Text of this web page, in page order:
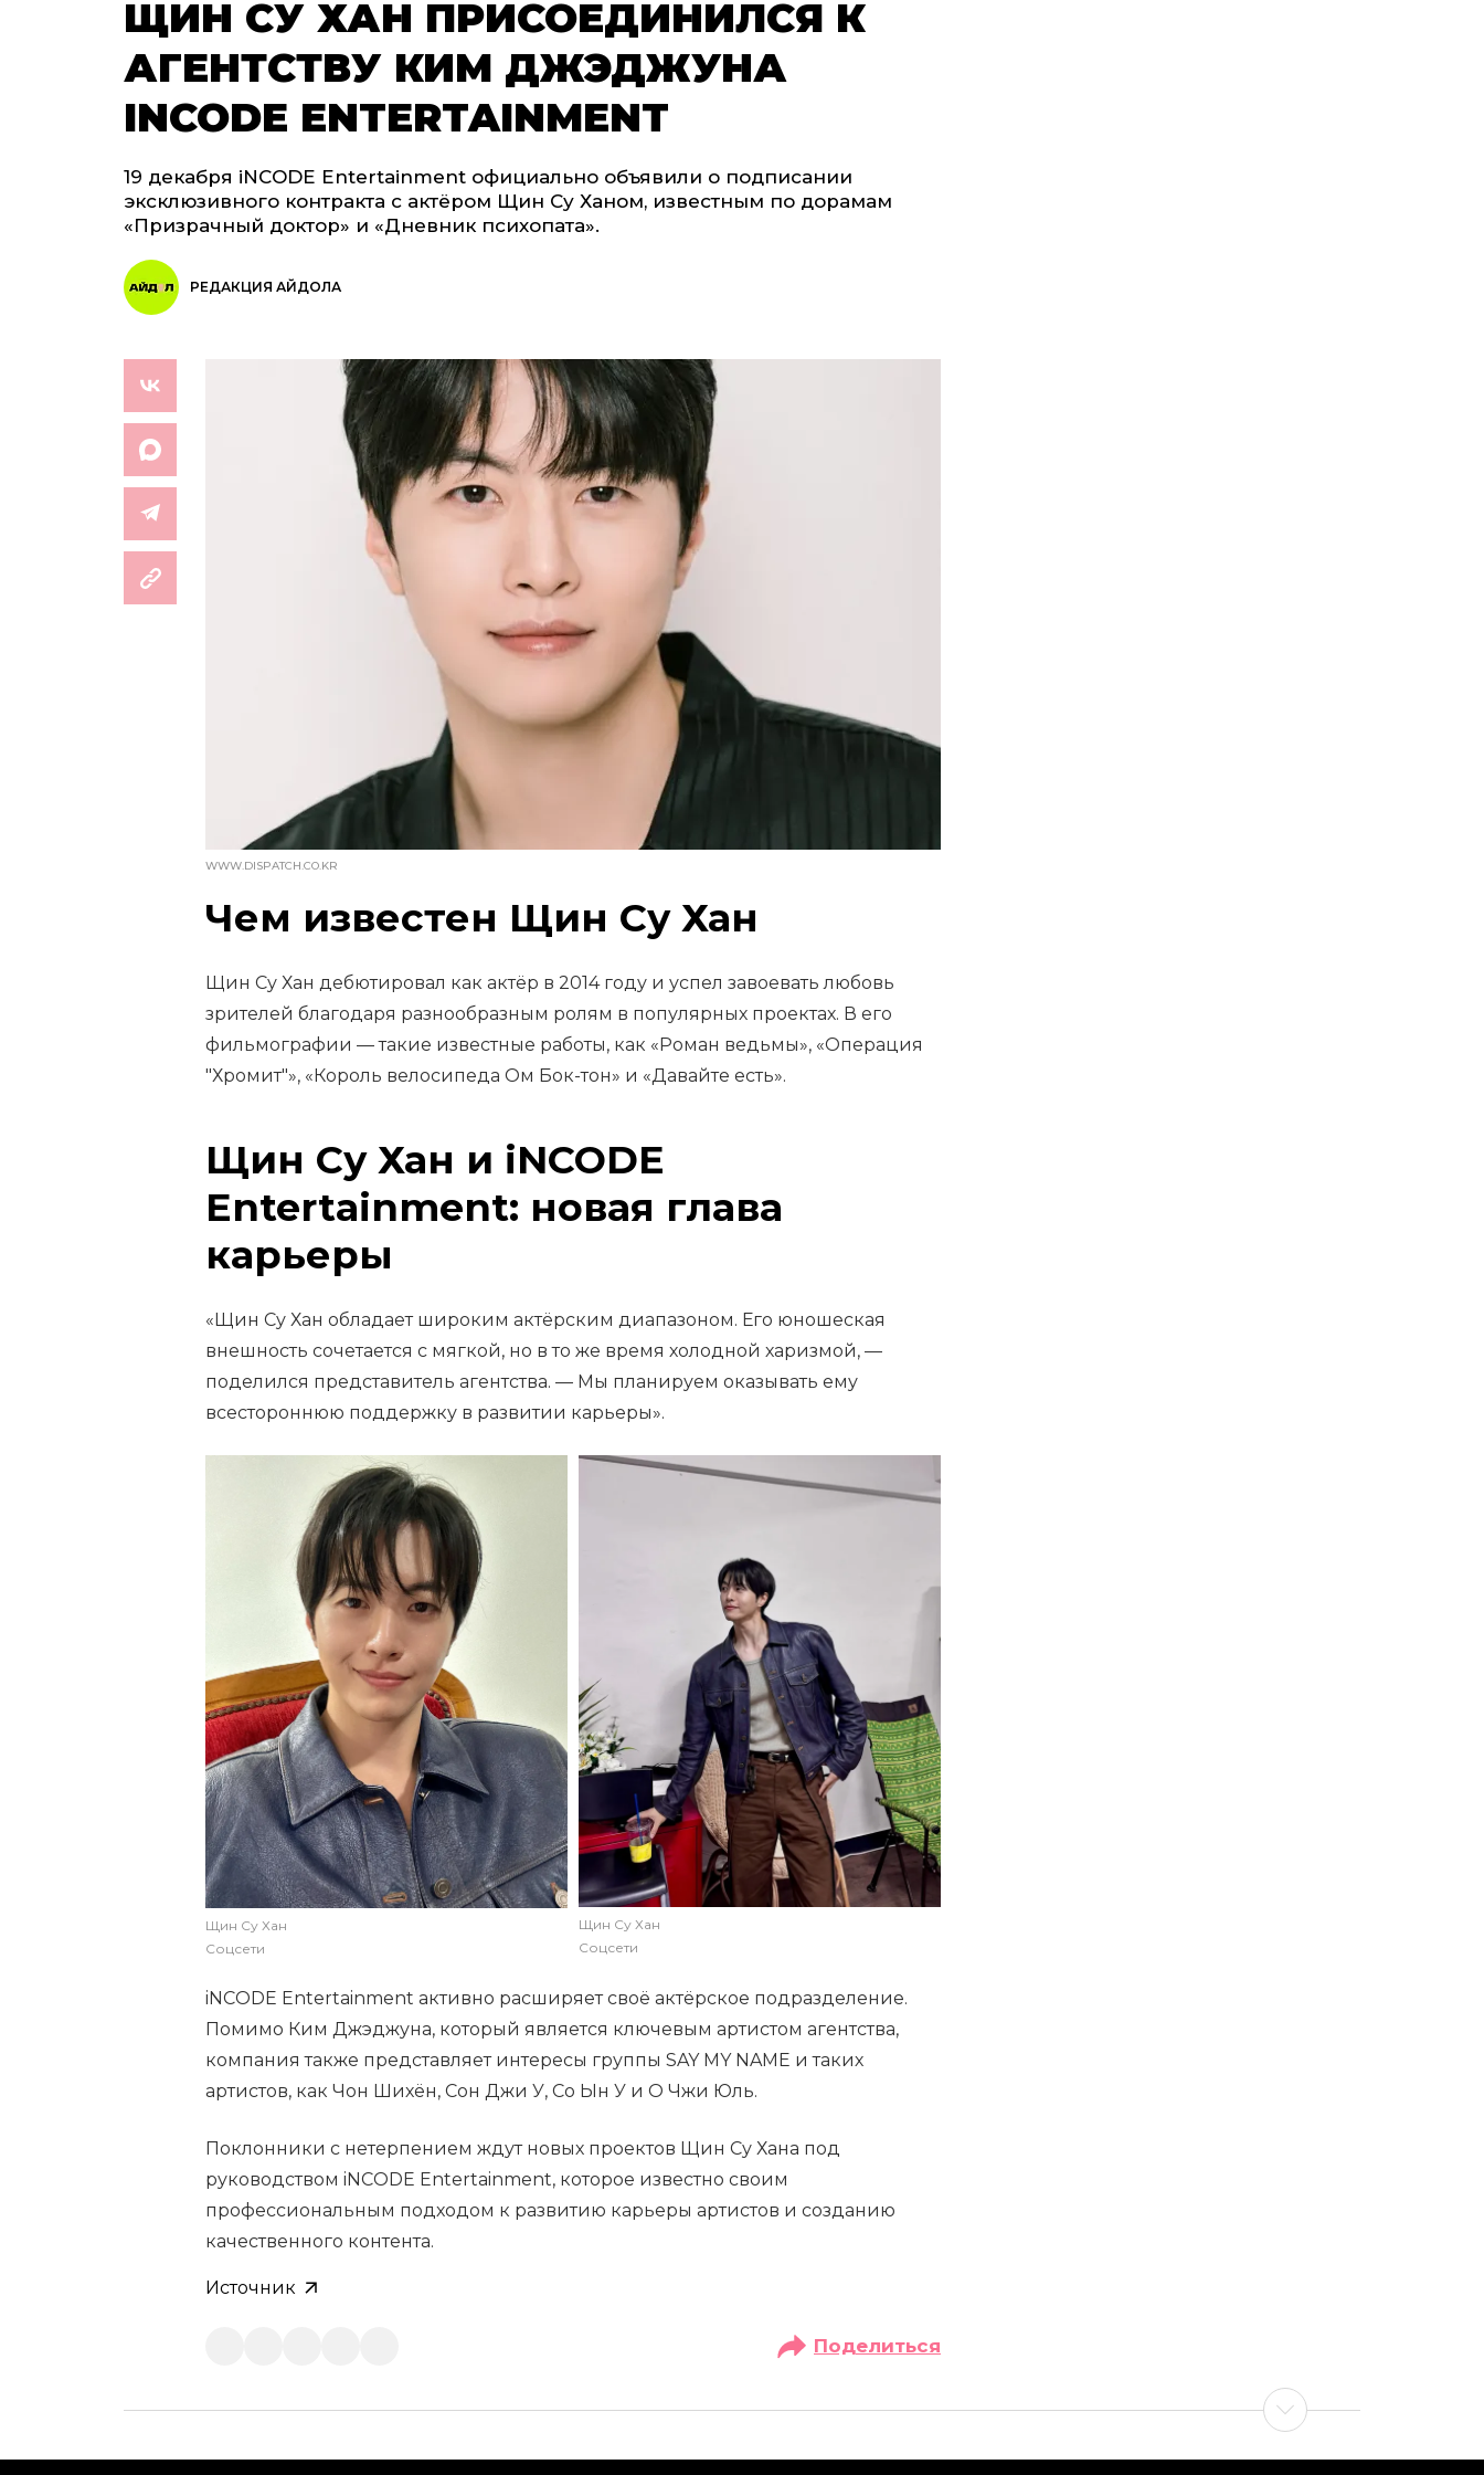
ЩИН СУ ХАН ПРИСОЕДИНИЛСЯ К
АГЕНТСТВУ КИМ ДЖЭДЖУНА
INCODE ENTERTAINMENT
19 декабря iNCODE Entertainment официально объявили о подписании
эксклюзивного контракта с актёром Щин Су Ханом, известным по дорамам
«Призрачный доктор» и «Дневник психопата».
РЕДАКЦИЯ АЙДОЛА
WWW.DISPATCH.CO.KR
Чем известен Щин Су Хан
Щин Су Хан дебютировал как актёр в 2014 году и успел завоевать любовь
зрителей благодаря разнообразным ролям в популярных проектах. В его
фильмографии — такие известные работы, как «Роман ведьмы», «Операция
"Хромит"», «Король велосипеда Ом Бок-тон» и «Давайте есть».
Щин Су Хан и iNCODE
Entertainment: новая глава
карьеры
«Щин Су Хан обладает широким актёрским диапазоном. Его юношеская
внешность сочетается с мягкой, но в то же время холодной харизмой, —
поделился представитель агентства. — Мы планируем оказывать ему
всестороннюю поддержку в развитии карьеры».
Щин Су Хан
Соцсети
Щин Су Хан
Соцсети
iNCODE Entertainment активно расширяет своё актёрское подразделение.
Помимо Ким Джэджуна, который является ключевым артистом агентства,
компания также представляет интересы группы SAY MY NAME и таких
артистов, как Чон Шихён, Сон Джи У, Со Ын У и О Чжи Юль.
Поклонники с нетерпением ждут новых проектов Щин Су Хана под
руководством iNCODE Entertainment, которое известно своим
профессиональным подходом к развитию карьеры артистов и созданию
качественного контента.
Источник
Поделиться